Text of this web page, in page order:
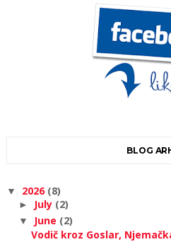
BLOG
▼ 2026 (8)
► July (2)
▼ June (2)
Vodič kroz Goslar,